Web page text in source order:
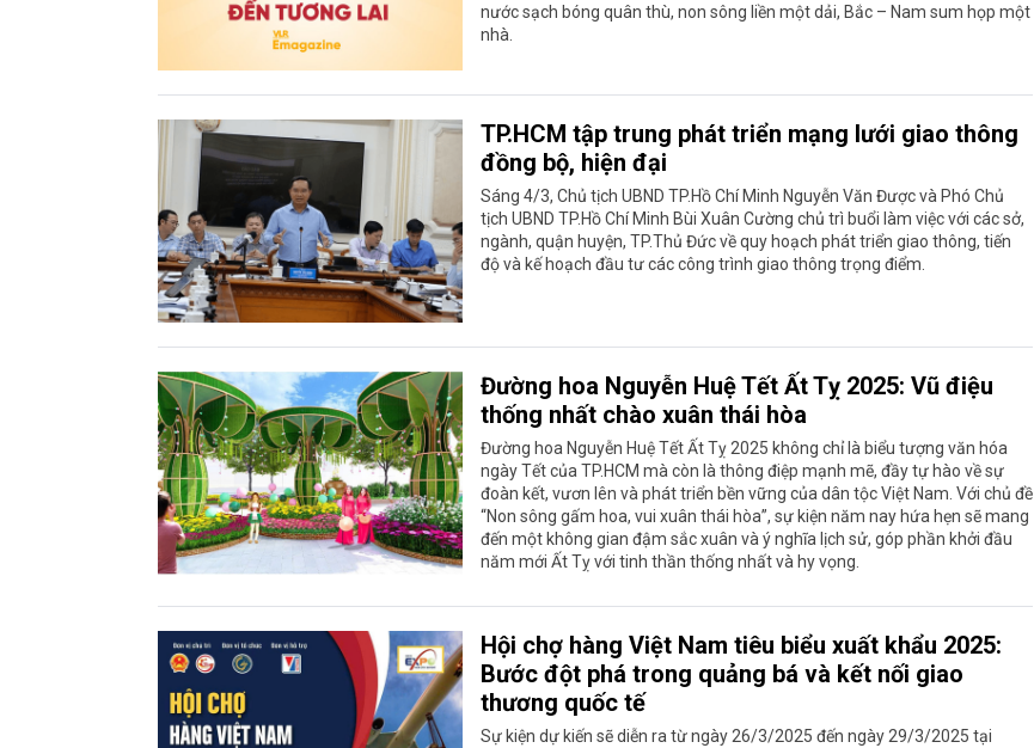
nước sạch bóng quân thù, non sông liền một dải, Bắc – Nam sum họp một
nhà.
TP.HCM tập trung phát triển mạng lưới giao thông
đồng bộ, hiện đại
Sáng 4/3, Chủ tịch UBND TP.Hồ Chí Minh Nguyễn Văn Được và Phó Chủ
tịch UBND TP.Hồ Chí Minh Bùi Xuân Cường chủ trì buổi làm việc với các sở,
ngành, quận huyện, TP.Thủ Đức về quy hoạch phát triển giao thông, tiến
độ và kế hoạch đầu tư các công trình giao thông trọng điểm.
Đường hoa Nguyễn Huệ Tết Ất Tỵ 2025: Vũ điệu
thống nhất chào xuân thái hòa
Đường hoa Nguyễn Huệ Tết Ất Tỵ 2025 không chỉ là biểu tượng văn hóa
ngày Tết của TP.HCM mà còn là thông điệp mạnh mẽ, đầy tự hào về sự
đoàn kết, vươn lên và phát triển bền vững của dân tộc Việt Nam. Với chủ đề
“Non sông gấm hoa, vui xuân thái hòa”, sự kiện năm nay hứa hẹn sẽ mang
đến một không gian đậm sắc xuân và ý nghĩa lịch sử, góp phần khởi đầu
năm mới Ất Tỵ với tinh thần thống nhất và hy vọng.
Hội chợ hàng Việt Nam tiêu biểu xuất khẩu 2025:
Bước đột phá trong quảng bá và kết nối giao
thương quốc tế
Sự kiện dự kiến sẽ diễn ra từ ngày 26/3/2025 đến ngày 29/3/2025 tại